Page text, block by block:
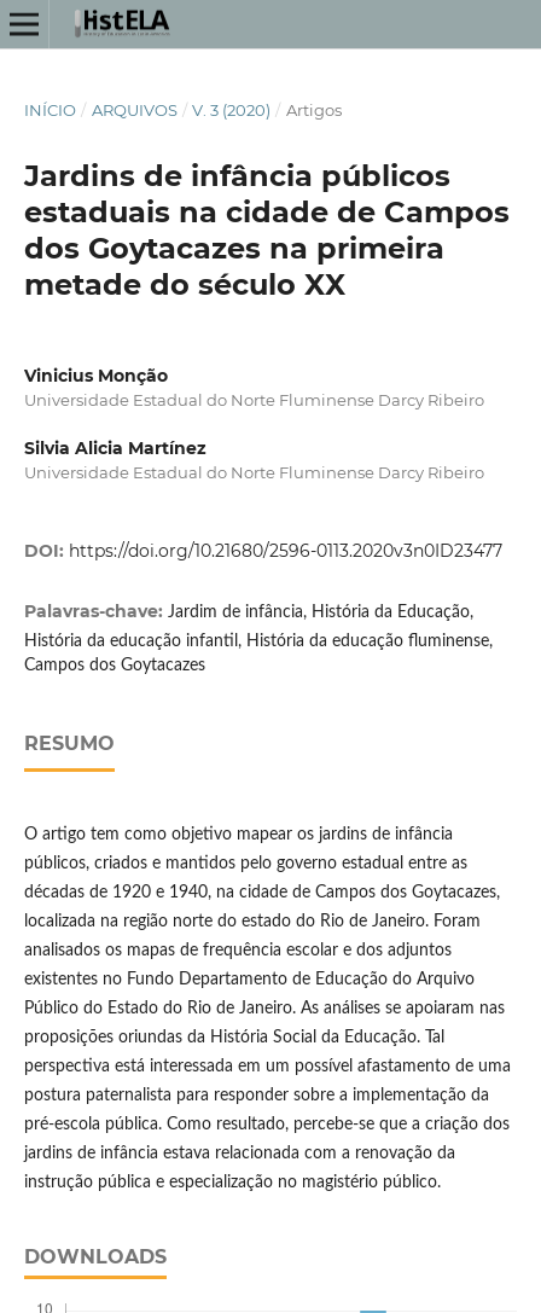
INÍCIO / ARQUIVOS / V. 3 (2020) / Artigos
Jardins de infância públicos
estaduais na cidade de Campos
dos Goytacazes na primeira
metade do século XX
Vinicius Monção
Universidade Estadual do Norte Fluminense Darcy Ribeiro
Silvia Alicia Martínez
Universidade Estadual do Norte Fluminense Darcy Ribeiro
DOI: https://doi.org/10.21680/2596-0113.2020v3n0ID23477
Palavras-chave: Jardim de infância, História da Educação,
História da educação infantil, História da educação fluminense,
Campos dos Goytacazes
RESUMO
O artigo tem como objetivo mapear os jardins de infância
públicos, criados e mantidos pelo governo estadual entre as
décadas de 1920 e 1940, na cidade de Campos dos Goytacazes,
localizada na região norte do estado do Rio de Janeiro. Foram
analisados os mapas de frequência escolar e dos adjuntos
existentes no Fundo Departamento de Educação do Arquivo
Público do Estado do Rio de Janeiro. As análises se apoiaram nas
proposições oriundas da História Social da Educação. Tal
perspectiva está interessada em um possível afastamento de uma
postura paternalista para responder sobre a implementação da
pré-escola pública. Como resultado, percebe-se que a criação dos
jardins de infância estava relacionada com a renovação da
instrução pública e especialização no magistério público.
DOWNLOADS